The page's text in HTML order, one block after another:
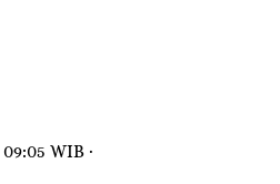
09:05 WIB ·